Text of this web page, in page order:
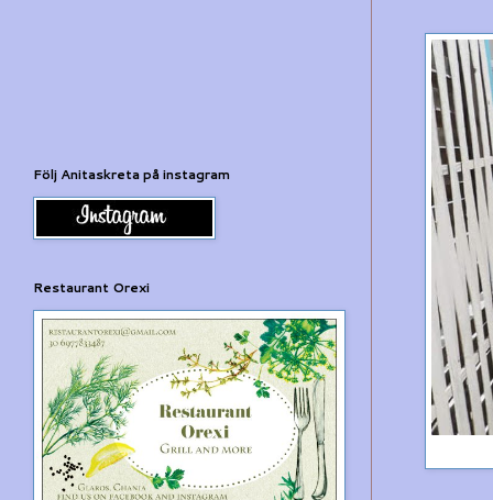
Följ Anitaskreta på instagram
Restaurant Orexi